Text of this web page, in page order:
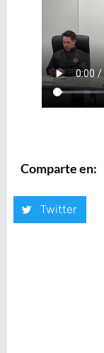
Comparte en:
Twitter